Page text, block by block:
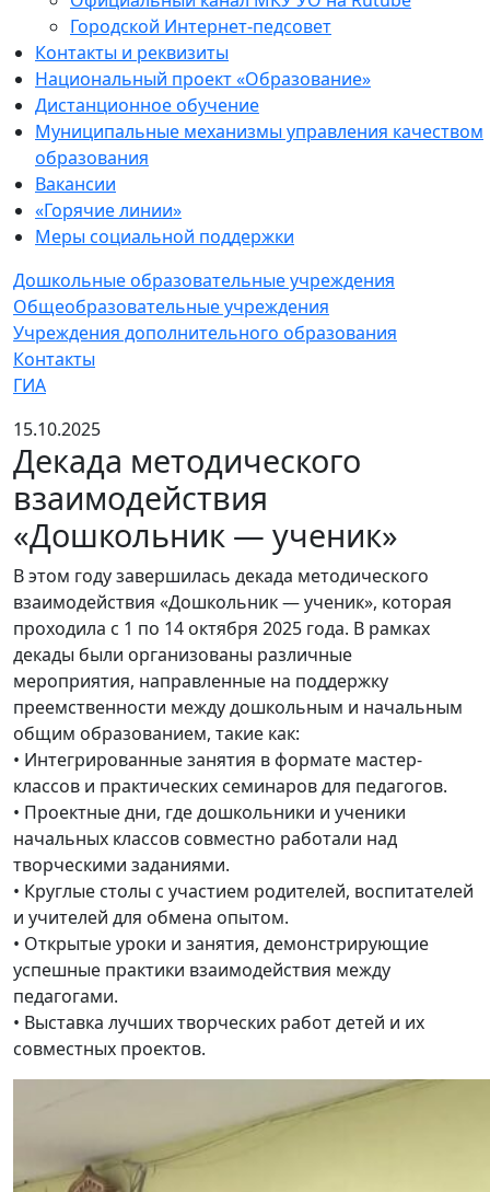
Городской Интернет-педсовет
Контакты и реквизиты
Национальный проект «Образование»
Дистанционное обучение
Муниципальные механизмы управления качеством
образования
Вакансии
«Горячие линии»
Меры социальной поддержки
Дошкольные образовательные учреждения
Общеобразовательные учреждения
Учреждения дополнительного образования
Контакты
ГИА
15.10.2025
Декада методического
взаимодействия
«Дошкольник — ученик»
В этом году завершилась декада методического
взаимодействия «Дошкольник — ученик», которая
проходила с 1 по 14 октября 2025 года. В рамках
декады были организованы различные
мероприятия, направленные на поддержку
преемственности между дошкольным и начальным
общим образованием, такие как:
• Интегрированные занятия в формате мастер-
классов и практических семинаров для педагогов.
• Проектные дни, где дошкольники и ученики
начальных классов совместно работали над
творческими заданиями.
• Круглые столы с участием родителей, воспитателей
и учителей для обмена опытом.
• Открытые уроки и занятия, демонстрирующие
успешные практики взаимодействия между
педагогами.
• Выставка лучших творческих работ детей и их
совместных проектов.